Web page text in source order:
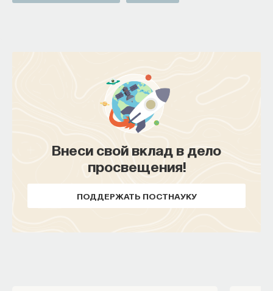
Внеси свой вклад в дело
просвещения!
ПОДДЕРЖАТЬ ПОСТНАУКУ